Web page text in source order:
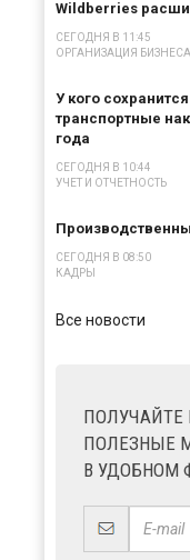
Wildberries
СЕГОДНЯ В 11:45
ОРГАНИЗАЦИЯ БИЗНЕСА
У кого
транспортные
года
СЕГОДНЯ В 10:44
УЧЕТ И ОТЧЕТНОСТЬ
СЕГОДНЯ В 08:50
КАДРЫ
Все новости
ПОЛУЧАЙТЕ
ПОЛЕЗНЫЕ
В УДОБНОМ